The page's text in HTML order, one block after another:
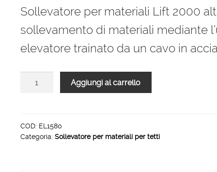
originale
era:
attuale
è:
Sollevatore per materiali Lift 2000
sollevamento di materiali mediante
elevatore trainato da un cavo in
2000
altezza
Aggiungi al carrello
COD: EL1580
Categoria: Sollevatore per materiali per tetti